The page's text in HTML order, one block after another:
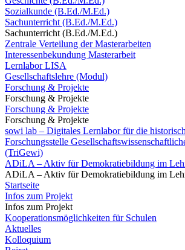
Sozialkunde (B.Ed./M.Ed.)
Sachunterricht (B.Ed./M.Ed.)
Sachunterricht (B.Ed./M.Ed.)
Zentrale Verteilung der Masterarbeiten
Interessenbekundung Masterarbeit
Lernlabor LISA
Gesellschaftslehre (Modul)
Forschung & Projekte
Forschung & Projekte
Forschung & Projekte
Forschung & Projekte
sowi lab – Digitales Lernlabor für die
Forschungsstelle
(TriGewi)
ADiLA – Aktiv für Demokratiebildung im
ADiLA – Aktiv für Demokratiebildung im
Startseite
Infos zum Projekt
Infos zum Projekt
Kooperationsmöglichkeiten für Schulen
Aktuelles
Kolloquium